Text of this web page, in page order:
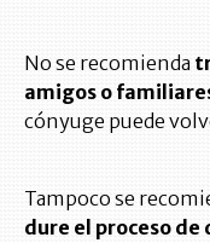
No se recomienda
amigos o
cónyuge puede
Tampoco se
dure el proceso de